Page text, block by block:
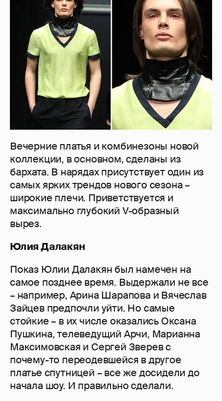
Вечерние платья и комбинезоны новой
коллекции, в основном, сделаны из
бархата. В нарядах присутствует один из
самых ярких трендов нового сезона –
широкие плечи. Приветствуется и
максимально глубокий V-образный
вырез.
Юлия Далакян
Показ Юлии Далакян был намечен на
самое позднее время. Выдержали не все
– например, Арина Шарапова и Вячеслав
Зайцев предпочли уйти. Но самые
стойкие – в их числе оказались Оксана
Пушкина, телеведущий Арчи, Марианна
Максимовская и Сергей Зверев с
почему-то переодевшейся в другое
платье спутницей – все же досидели до
начала шоу. И правильно сделали.